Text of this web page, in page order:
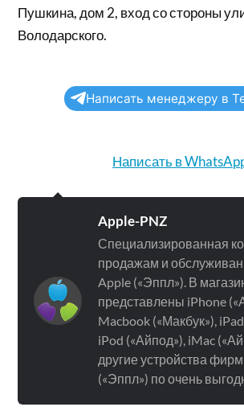
Пушкина, дом 2, вход со стороны
Володарского.
Написать менеджеру в
Написать в
Apple-PNZ
Специализированная
продажам и
Apple («Эппл»). В
представлены iPhone
Macbook («Макбук»),
iPod («Айпод»), iMac
другие устройства
(«Эппл») по очень